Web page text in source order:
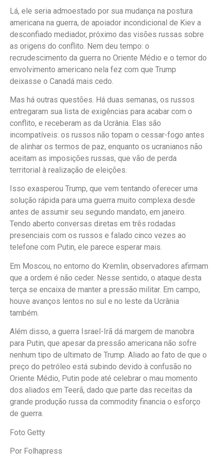
Lá, ele seria admoestado por sua mudança na postura
americana na guerra, de apoiador incondicional de Kiev a
desconfiado mediador, próximo das visões russas sobre
as origens do conflito. Nem deu tempo: o
recrudescimento da guerra no Oriente Médio e o temor do
envolvimento americano nela fez com que Trump
deixasse o Canadá mais cedo.
Mas há outras questões. Há duas semanas, os russos
entregaram sua lista de exigências para acabar com o
conflito, e receberam as da Ucrânia. Elas são
incompatíveis: os russos não topam o cessar-fogo antes
de alinhar os termos de paz, enquanto os ucranianos não
aceitam as imposições russas, que vão de perda
territorial à realização de eleições.
Isso exasperou Trump, que vem tentando oferecer uma
solução rápida para uma guerra muito complexa desde
antes de assumir seu segundo mandato, em janeiro.
Tendo aberto conversas diretas em três rodadas
presenciais com os russos e falado cinco vezes ao
telefone com Putin, ele parece esperar mais.
Em Moscou, no entorno do Kremlin, observadores afirmam
que a ordem é não ceder. Nesse sentido, o ataque desta
terça se encaixa de manter a pressão militar. Em campo,
houve avanços lentos no sul e no leste da Ucrânia
também.
Além disso, a guerra Israel-Irã dá margem de manobra
para Putin, que apesar da pressão americana não sofre
nenhum tipo de ultimato de Trump. Aliado ao fato de que o
preço do petróleo está subindo devido à confusão no
Oriente Médio, Putin pode até celebrar o mau momento
dos aliados em Teerã, dado que parte das receitas da
grande produção russa da commodity financia o esforço
de guerra.
Foto Getty
Por Folhapress